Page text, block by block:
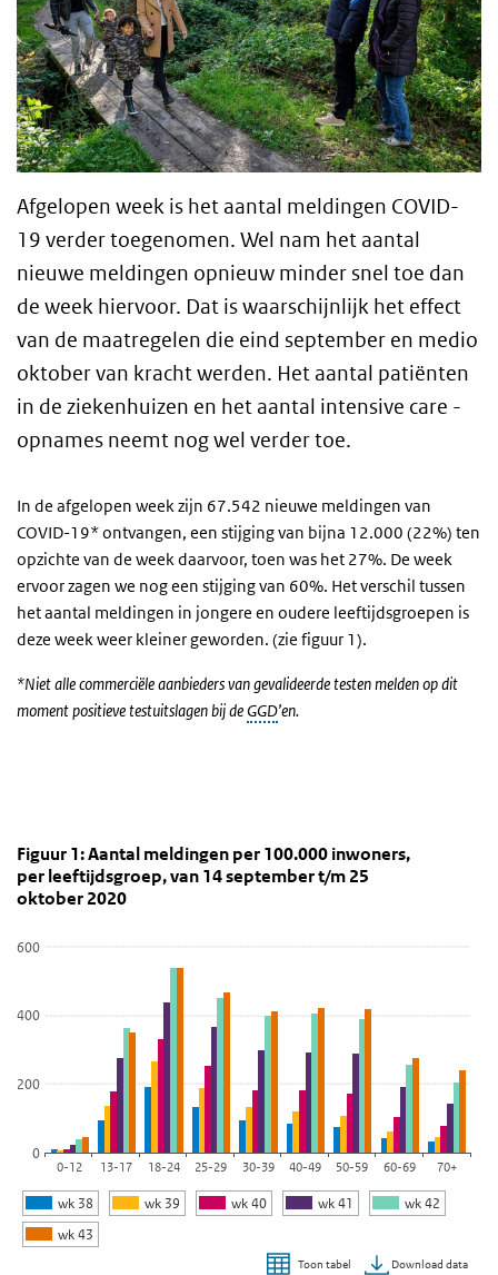
Afgelopen week is het aantal meldingen COVID-
19 verder toegenomen. Wel nam het aantal
nieuwe meldingen opnieuw minder snel toe dan
de week hiervoor. Dat is waarschijnlijk het effect
van de maatregelen die eind september en medio
oktober van kracht werden. Het aantal patiënten
in de ziekenhuizen en het aantal intensive care -
opnames neemt nog wel verder toe.
In de afgelopen week zijn 67.542 nieuwe meldingen van
COVID-19* ontvangen, een stijging van bijna 12.000 (22%) ten
opzichte van de week daarvoor, toen was het 27%. De week
ervoor zagen we nog een stijging van 60%. Het verschil tussen
het aantal meldingen in jongere en oudere leeftijdsgroepen is
deze week weer kleiner geworden. (zie figuur 1).
*Niet alle commerciële aanbieders van gevalideerde testen melden op dit
moment positieve testuitslagen bij de GGD’en.
Grafiek 20 oktober
Sla de grafiek 'Figuur 1: Aantal meldingen per 100.000
Figuur 1: Aantal meldingen per 100.000
Staaf grafiek met 6 reeksen.
De grafiek heeft 1 X-as die categories weergeeft.
De grafiek heeft 1 Y-as die values weergeeft.
Figuur 1: Aantal meldingen per 100.000 inwoners,
per leeftijdsgroep, van 14 september t/m 25
oktober 2020
wk 38 wk 39 wk 40 wk 41
wk 42
wk 43
0
200
400
600
0-12 13-17 18-24 25-29 30-39 40-49 50-59 60-69 70+
Toon tabel Download data